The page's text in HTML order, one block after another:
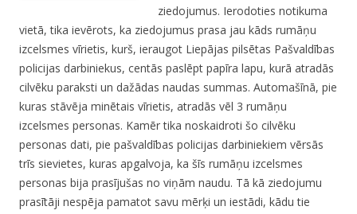
ziedojumus. Ierodoties notikuma
vietā, tika ievērots, ka ziedojumus prasa jau kāds rumāņu
izcelsmes vīrietis, kurš, ieraugot Liepājas pilsētas Pašvaldības
policijas darbiniekus, centās paslēpt papīra lapu, kurā atradās
cilvēku paraksti un dažādas naudas summas. Automašīnā, pie
kuras stāvēja minētais vīrietis, atradās vēl 3 rumāņu
izcelsmes personas. Kamēr tika noskaidroti šo cilvēku
personas dati, pie pašvaldības policijas darbiniekiem vērsās
trīs sievietes, kuras apgalvoja, ka šīs rumāņu izcelsmes
personas bija prasījušas no viņām naudu. Tā kā ziedojumu
prasītāji nespēja pamatot savu mērķi un iestādi, kādu tie